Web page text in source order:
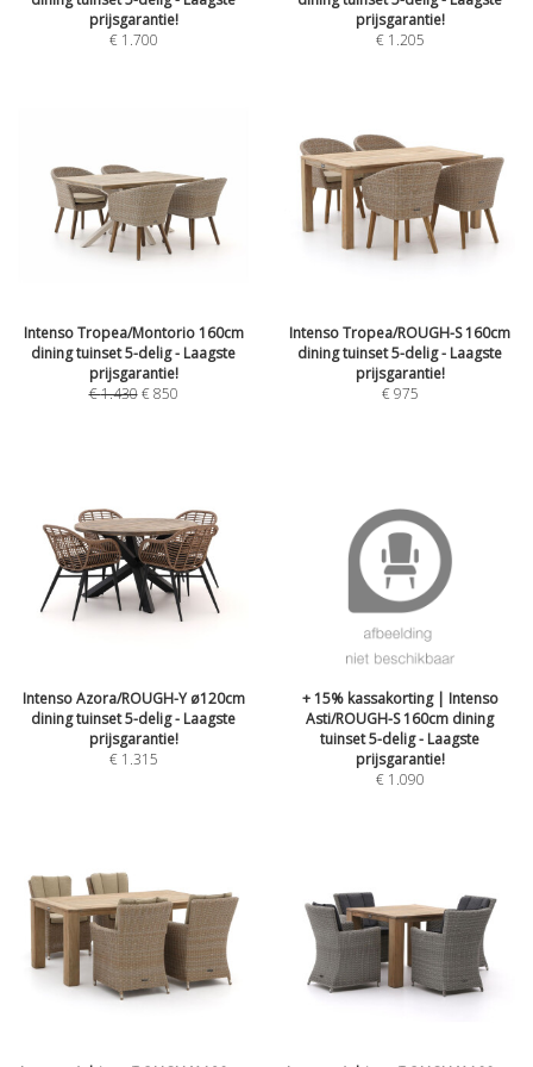
prijsgarantie!
€ 1.700
prijsgarantie!
€ 1.205
Intenso Tropea/Montorio 160cm
dining tuinset 5-delig - Laagste
prijsgarantie!
€1.430 €850
Intenso Tropea/ROUGH-S 160cm
dining tuinset 5-delig - Laagste
prijsgarantie!
€975
Intenso Azora/ROUGH-Y ø120cm
dining tuinset 5-delig - Laagste
prijsgarantie!
€ 1.315
+ 15% kassakorting | Intenso
Asti/ROUGH-S 160cm dining
tuinset 5-delig - Laagste
prijsgarantie!
€ 1.090